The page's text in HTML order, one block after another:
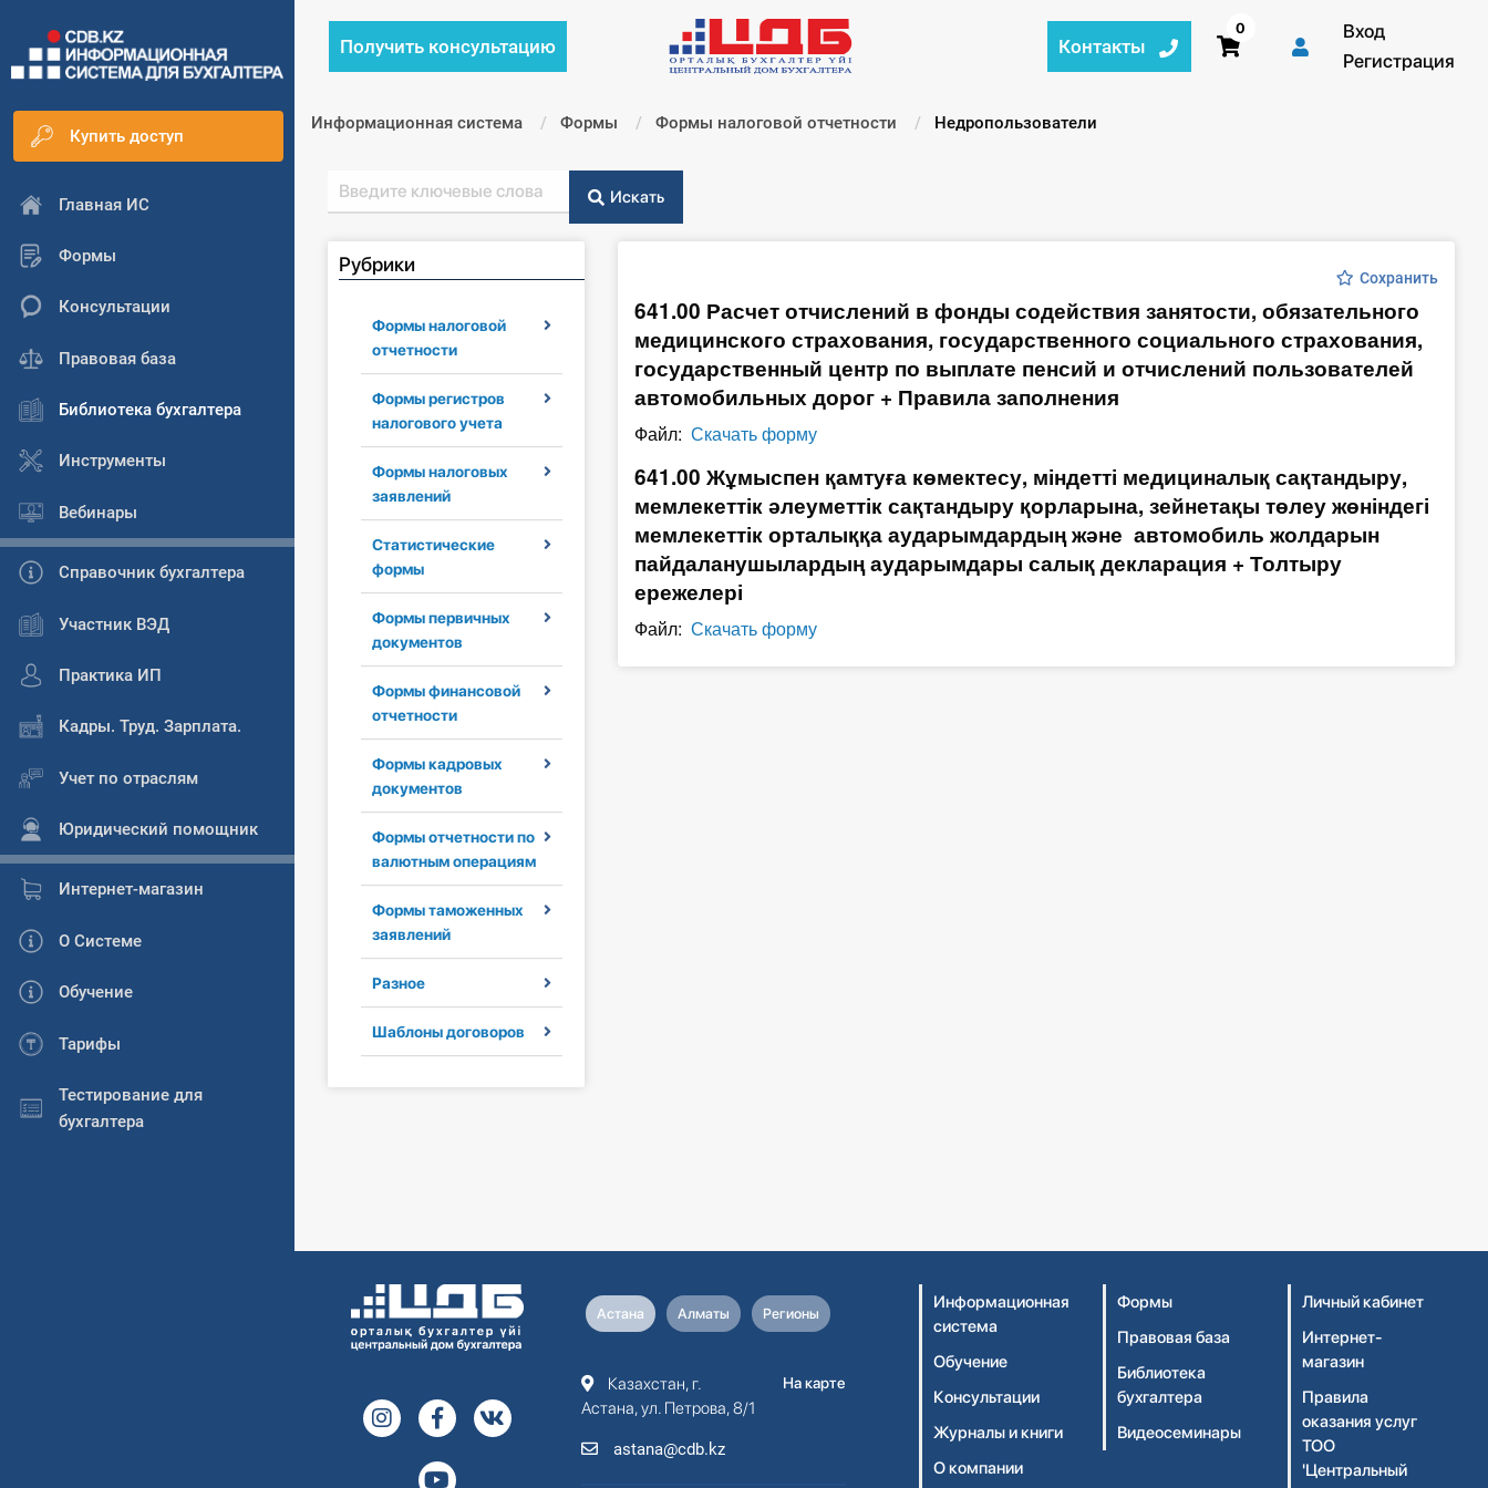
Купить доступ
Главная ИС
Формы
Консультации
Правовая база
Библиотека бухгалтера
Инструменты
Вебинары
Справочник бухгалтера
Участник ВЭД
Практика ИП
Кадры. Труд. Зарплата.
Учет по отраслям
Юридический помощник
Интернет-магазин
О Системе
Обучение
Тарифы
Тестирование для
бухгалтера
Получить консультацию Контакты
0
Вход
Регистрация
Информационная система Формы Формы налоговой отчетности Текущий:
Недропользователи
Искать
Рубрики
Формы налоговой
отчетности
Формы регистров
налогового учета
Формы налоговых
заявлений
Статистические
формы
Формы первичных
документов
Формы финансовой
отчетности
Формы кадровых
документов
Формы отчетности по
валютным операциям
Формы таможенных
заявлений
Разное
Шаблоны договоров
Сохранить
641.00 Расчет отчислений в фонды содействия занятости, обязательного
медицинского страхования, государственного социального страхования,
государственный центр по выплате пенсий и отчислений пользователей
автомобильных дорог + Правила заполнения
Файл: Скачать форму
641.00 Жұмыспен қамтуға көмектесу, міндетті медициналық сақтандыру,
мемлекеттік әлеуметтік сақтандыру қорларына, зейнетақы төлеу жөніндегі
мемлекеттік орталыққа аударымдардың және автомобиль жолдарын
пайдаланушылардың аударымдары салық декларация + Толтыру
ережелері
Файл: Скачать форму
Астана Алматы Регионы
Казахстан, г.
Астана, ул. Петрова, 8/1
astana@cdb.kz
На карте
Информационная
система
Обучение
Консультации
Журналы и книги
О компании
Формы
Правовая база
Библиотека
бухгалтера
Видеосеминары
Личный кабинет
Интернет-
магазин
Правила
оказания услуг
ТОО
'Центральный